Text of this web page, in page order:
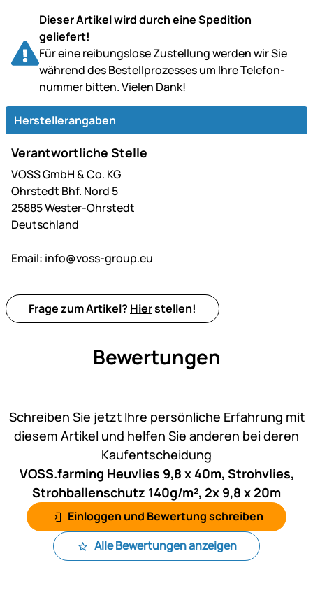
Dieser Artikel wird durch eine Spedition
geliefert!
Für eine reibungslose Zustellung werden wir Sie
während des Bestell­prozesses um Ihre Telefon­
nummer bitten. Vielen Dank!
Herstellerangaben
Verantwortliche Stelle
VOSS GmbH & Co. KG
Ohrstedt Bhf. Nord 5
25885 Wester-Ohrstedt
Deutschland
Email: info@voss-group.eu
Frage zum Artikel? Hierstellen!
Bewertungen
Schreiben Sie jetzt Ihre persönliche Erfahrung mit
diesem Artikel und helfen Sie anderen bei deren
Kaufentscheidung
VOSS.farming Heuvlies 9,8 x 40m, Strohvlies,
Strohballenschutz 140g/m², 2x 9,8 x 20m
Einloggen und Bewertung schreiben
Alle Bewertungen anzeigen